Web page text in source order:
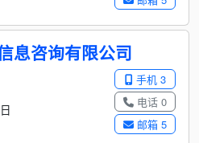
息咨询有限公司
手机 3
电话 0
邮箱 5